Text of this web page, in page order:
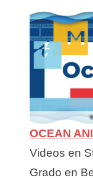
OCEAN
Videos en
Grado en